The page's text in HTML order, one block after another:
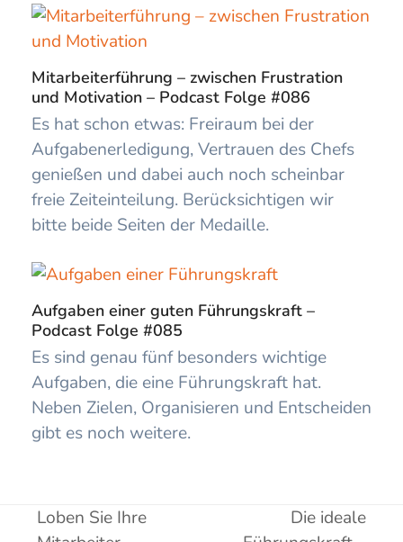
Mitarbeiterführung – zwischen Frustration
und Motivation – Podcast Folge #086
Es hat schon etwas: Freiraum bei der
Aufgabenerledigung, Vertrauen des Chefs
genießen und dabei auch noch scheinbar
freie Zeiteinteilung. Berücksichtigen wir
bitte beide Seiten der Medaille.
Aufgaben einer guten Führungskraft –
Podcast Folge #085
Es sind genau fünf besonders wichtige
Aufgaben, die eine Führungskraft hat.
Neben Zielen, Organisieren und Entscheiden
gibt es noch weitere.
Loben Sie Ihre
Die ideale